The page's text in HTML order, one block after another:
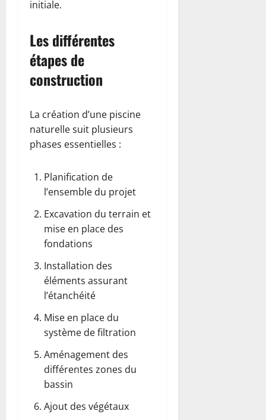
initiale.
Les différentes
étapes de
construction
La création d’une piscine
naturelle suit plusieurs
phases essentielles :
Planification de
l’ensemble du projet
Excavation du terrain et
mise en place des
fondations
Installation des
éléments assurant
l’étanchéité
Mise en place du
système de filtration
Aménagement des
différentes zones du
bassin
Ajout des végétaux